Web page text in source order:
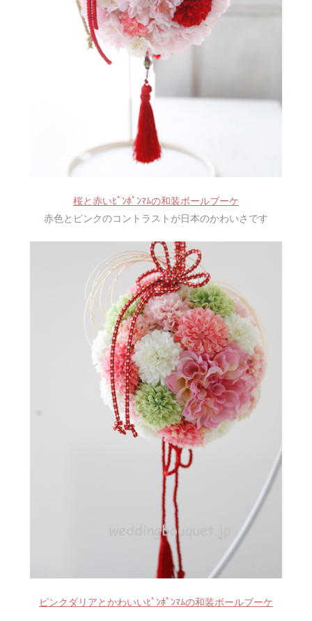
桜と赤いﾋﾟﾝﾎﾟﾝﾏﾑの和装ボールブーケ
赤色とピンクのコントラストが日本のかわいさです
ピンクダリアとかわいいﾋﾟﾝﾎﾟﾝﾏﾑの和装ボールブーケ